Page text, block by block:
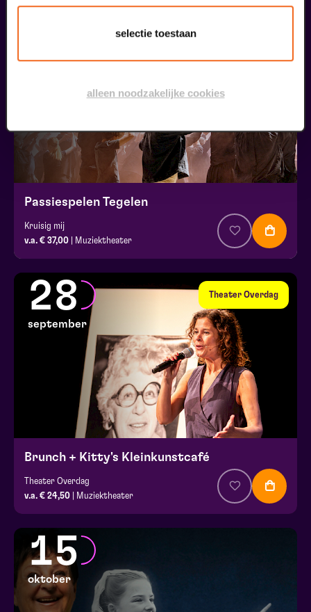
selectie toestaan
alleen noodzakelijke cookies
Passiespelen Tegelen
Kruisig mij
v.a. € 37,00 | Muziektheater
Theater Overdag
28
september
Brunch + Kitty's Kleinkunstcafé
Theater Overdag
v.a. € 24,50 | Muziektheater
15
oktober